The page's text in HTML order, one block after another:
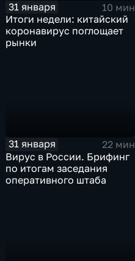
31 января
10 мин
Итоги недели: китайский
коронавирус поглощает
рынки
31 января
22 мин
Вирус в России. Брифинг
по итогам заседания
оперативного штаба